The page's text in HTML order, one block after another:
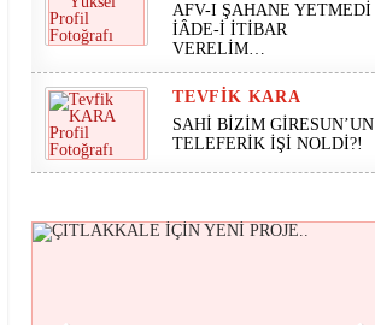
AFV-I ŞAHANE YETMEDİ
İÂDE-İ İTİBAR
VERELİM…
TEVFIK KARA
SAHİ BİZİM GİRESUN’UN
TELEFERİK İŞİ NOLDİ?!